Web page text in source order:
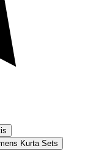
Kurta Sets